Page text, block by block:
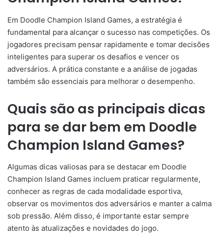
Em Doodle Champion Island Games, a estratégia é
fundamental para alcançar o sucesso nas competições. Os
jogadores precisam pensar rapidamente e tomar decisões
inteligentes para superar os desafios e vencer os
adversários. A prática constante e a análise de jogadas
também são essenciais para melhorar o desempenho.
Quais são as principais dicas
para se dar bem em Doodle
Champion Island Games?
Algumas dicas valiosas para se destacar em Doodle
Champion Island Games incluem praticar regularmente,
conhecer as regras de cada modalidade esportiva,
observar os movimentos dos adversários e manter a calma
sob pressão. Além disso, é importante estar sempre
atento às atualizações e novidades do jogo.